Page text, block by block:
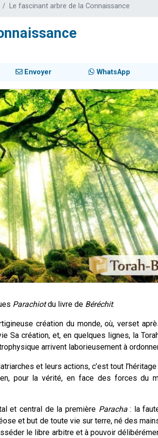
Le fascinant arbre de la Connaissance
Envoyer WhatsApp
Parachiotdu livre de Béréchit.
création du monde, où, verset
Sa création, et, en quelques lignes, la
arrivent laborieusement à
et leurs actions, c’est tout
pour la vérité, en face des forces du
et central de la première Paracha: la
et but de toute vie sur terre, né des
le libre arbitre et à pouvoir